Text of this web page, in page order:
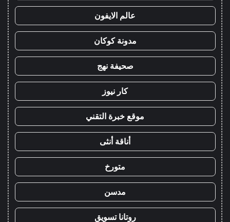
عالم الايفون
مدونة كوكان
صحيفة نهج
كار نيوز
موقع خبرة التقني
أناقة أنثى
متورخ
مدسن
روتانا تسويق